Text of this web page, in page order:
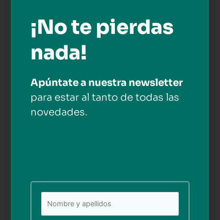
Queremos dar las gracias a
Facilito TV por invitarnos a
participar en esta experiencia
tan especial, estamos deseando
que se emita el programa.
¡No te pierdas
nada!
Apúntate a nuestra newsletter
para estar al tanto de todas las
novedades.